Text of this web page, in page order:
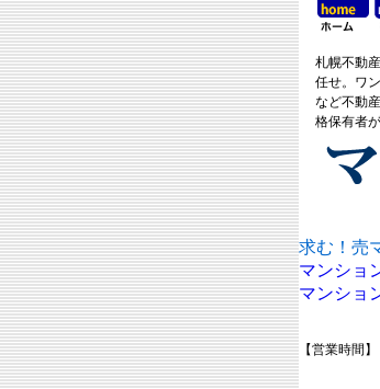
札幌不動
任せ。ワ
など不動
格保有者
求む！売
マンショ
マンショ
【営業時間